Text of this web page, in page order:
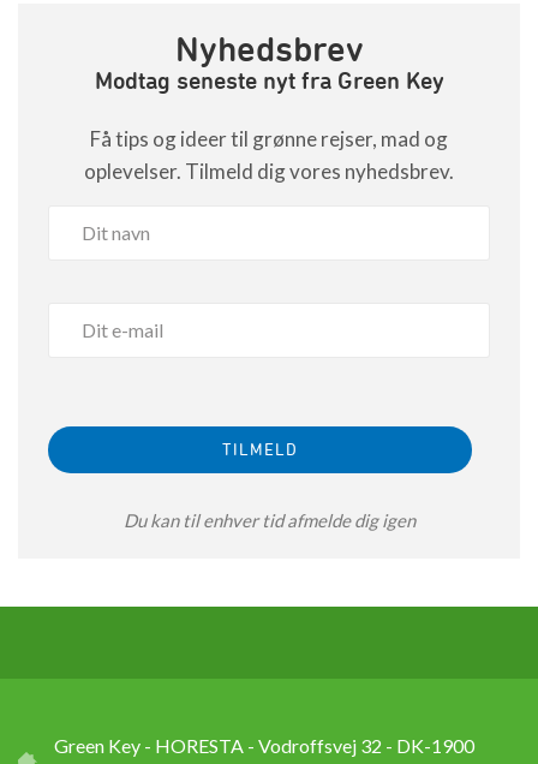
Nyhedsbrev
Modtag seneste nyt fra Green Key
Få tips og ideer til grønne rejser, mad og
oplevelser. Tilmeld dig vores nyhedsbrev.
Du kan til enhver tid afmelde dig igen
Green Key - HORESTA - Vodroffsvej 32 - DK-1900